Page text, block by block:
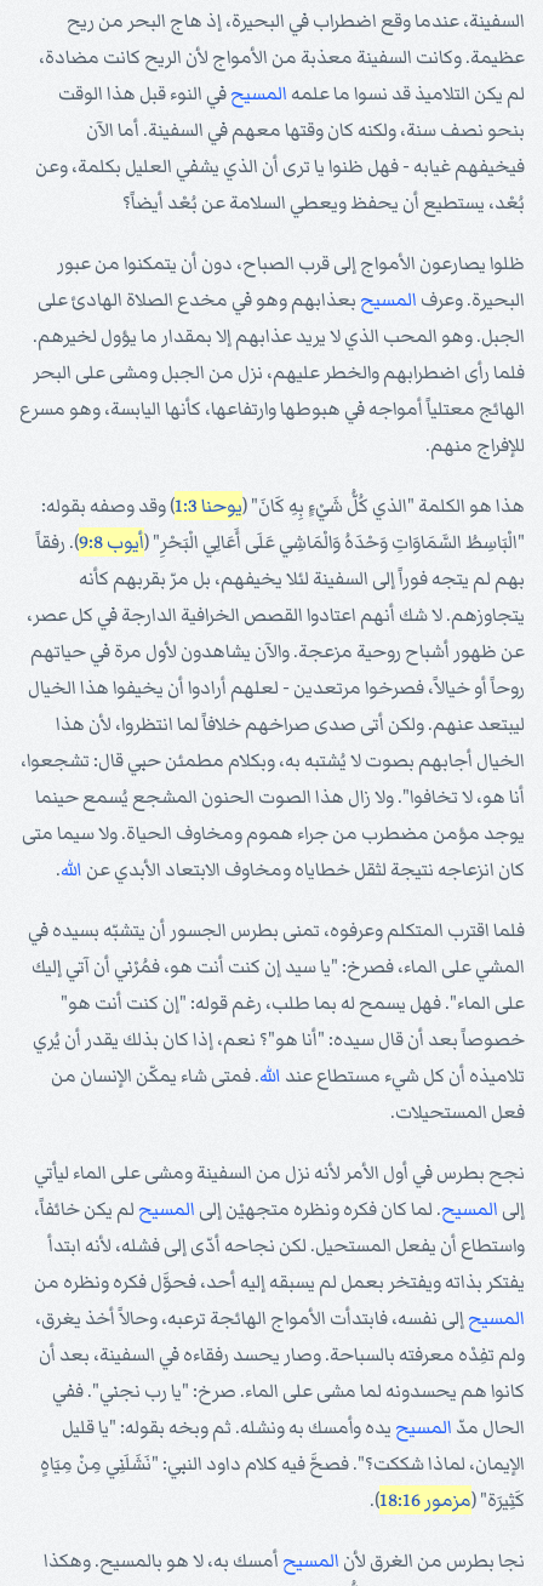
السفينة، عندما وقع اضطراب في البحيرة، إذ هاج البحر من ريح
عظيمة. وكانت السفينة معذبة من الأمواج لأن الريح كانت مضادة،
لم يكن التلاميذ قد نسوا ما علمه المسيحفي النوء قبل هذا الوقت
بنحو نصف سنة، ولكنه كان وقتها معهم في السفينة. أما الآن
فيخيفهم غيابه - فهل ظنوا يا ترى أن الذي يشفي العليل بكلمة، وعن
بُعْد، يستطيع أن يحفظ ويعطي السلامة عن بُعْد أيضاً؟
ظلوا يصارعون الأمواج إلى قرب الصباح، دون أن يتمكنوا من عبور
البحيرة. وعرف المسيح بعذابهم وهو في مخدع الصلاة الهادئ على
الجبل. وهو المحب الذي لا يريد عذابهم إلا بمقدار ما يؤول لخيرهم.
فلما رأى اضطرابهم والخطر عليهم، نزل من الجبل ومشى على البحر
الهائج معتلياً أمواجه في هبوطها وارتفاعها، كأنها اليابسة، وهو مسرع
للإفراج منهم.
هذا هو الكلمة "الذي كُلُّ شَيْءٍ بِهِ كَانَ" (يوحنا 1:3
) وقد وصفه بقوله:
"الْبَاسِطُ السَّمَاوَاتِ وَحْدَهُ وَالْمَاشِي عَلَى أَعَالِي الْبَحْرِ" (أيوب 9:8
). رفقاً
بهم لم يتجه فوراً إلى السفينة لئلا يخيفهم، بل مرّ بقربهم كأنه
يتجاوزهم. لا شك أنهم اعتادوا القصص الخرافية الدارجة في كل عصر،
عن ظهور أشباح روحية مزعجة. والآن يشاهدون لأول مرة في حياتهم
روحاً أو خيالاً، فصرخوا مرتعدين - لعلهم أرادوا أن يخيفوا هذا الخيال
ليبتعد عنهم. ولكن أتى صدى صراخهم خلافاً لما انتظروا، لأن هذا
الخيال أجابهم بصوت لا يُشتبه به، وبكلام مطمئن حبي قال: تشجعوا،
أنا هو، لا تخافوا". ولا زال هذا الصوت الحنون المشجع يُسمع حينما
يوجد مؤمن مضطرب من جراء هموم ومخاوف الحياة. ولا سيما متى
كان انزعاجه نتيجة لثقل خطاياه ومخاوف الابتعاد الأبدي عن الله.
فلما اقترب المتكلم وعرفوه، تمنى بطرس الجسور أن يتشبّه بسيده في
المشي على الماء، فصرخ: "يا سيد إن كنت أنت هو، فمُرْني أن آتي إليك
على الماء". فهل يسمح له بما طلب، رغم قوله: "إن كنت أنت هو"
خصوصاً بعد أن قال سيده: "أنا هو"؟ نعم، إذا كان بذلك يقدر أن يُري
تلاميذه أن كل شيء مستطاع عند الله. فمتى شاء يمكّن الإنسان من
فعل المستحيلات.
نجح بطرس في أول الأمر لأنه نزل من السفينة ومشى على الماء ليأتي
إلى المسيح. لما كان فكره ونظره متجهيْن إلى المسيح لم يكن خائفاً،
واستطاع أن يفعل المستحيل. لكن نجاحه أدّى إلى فشله، لأنه ابتدأ
يفتكر بذاته ويفتخر بعمل لم يسبقه إليه أحد، فحوَّل فكره ونظره من
المسيحإلى نفسه، فابتدأت الأمواج الهائجة ترعبه، وحالاً أخذ يغرق،
ولم تفِدْه معرفته بالسباحة. وصار يحسد رفقاءه في السفينة، بعد أن
كانوا هم يحسدونه لما مشى على الماء. صرخ: "يا رب نجني". ففي
الحال مدّ المسيح يده وأمسك به ونشله. ثم وبخه بقوله: "يا قليل
الإيمان، لماذا شككت؟". فصحَّ فيه كلام داود النبي: "نَشَلَنِي مِنْ مِيَاهٍ
كَثِيرَة" (مزمور 18:16 ).
نجا بطرس من الغرق لأن المسيح أمسك به، لا هو بالمسيح. وهكذا